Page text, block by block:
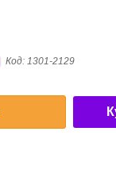
Код: 1301-2129